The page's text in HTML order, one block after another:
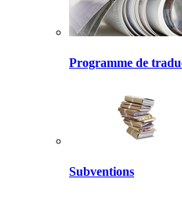
Programme de
Subventions